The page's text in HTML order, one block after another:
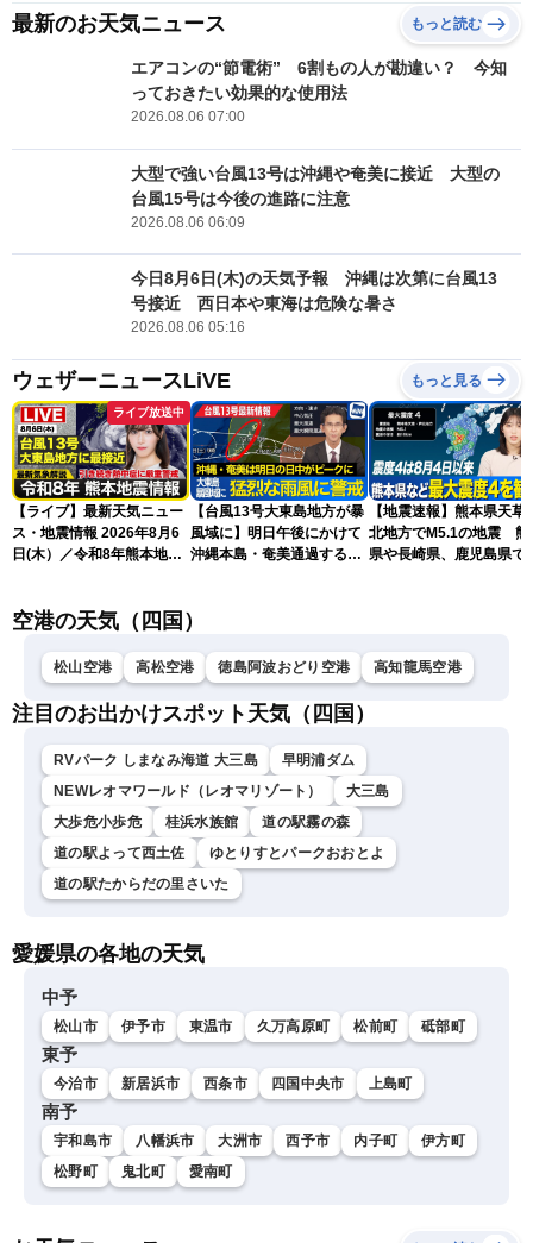
最新のお天気ニュース もっと読む
エアコンの“節電術” 6割もの人が勘違い？ 今知
っておきたい効果的な使用法
2026.08.06 07:00
大型で強い台風13号は沖縄や奄美に接近 大型の
台風15号は今後の進路に注意
2026.08.06 06:09
今日8月6日(木)の天気予報 沖縄は次第に台風13
号接近 西日本や東海は危険な暑さ
2026.08.06 05:16
ウェザーニュースLiVE もっと見る
ライブ放送中
【ライブ】最新天気ニュー
ス・地震情報 2026年8月6
日(木）／令和8年熊本地震
戒 〈ウェザーニュースLiVE
／山口剛央〉
【台風13号大東島地方が暴
風域に】明日午後にかけて
沖縄本島・奄美通過する見
【地震速報】熊本県天草
北地方でM5.1の地震 熊
県や長崎県、鹿児島県で
空港の天気（四国）
松山空港 高松空港 徳島阿波おどり空港 高知龍馬空港
注目のお出かけスポット天気（四国）
RVパーク しまなみ海道 大三島
早明浦ダム
NEWレオマワールド（レオマリゾート）
大三島
大歩危小歩危
桂浜水族館
道の駅霧の森
道の駅よって西土佐
ゆとりすとパークおおとよ
道の駅たからだの里さいた
愛媛県の各地の天気
中予
松山市 伊予市 東温市 久万高原町 松前町 砥部町
東予
今治市 新居浜市 西条市 四国中央市 上島町
南予
宇和島市 八幡浜市 大洲市 西予市 内子町
伊方町
松野町
鬼北町 愛南町